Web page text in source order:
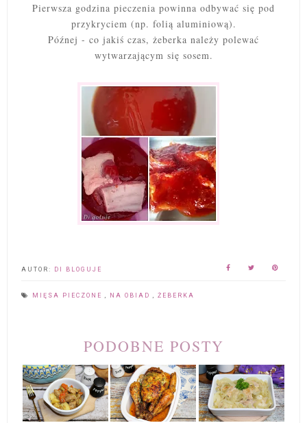
Pierwsza godzina pieczenia powinna odbywać się pod
przykryciem (np. folią aluminiową).
Późnej - co jakiś czas, żeberka należy polewać
wytwarzającym się sosem.
AUTOR: DI BLOGUJE
MIĘSA PIECZONE NA OBIAD ŻEBERKA
PODOBNE POSTY